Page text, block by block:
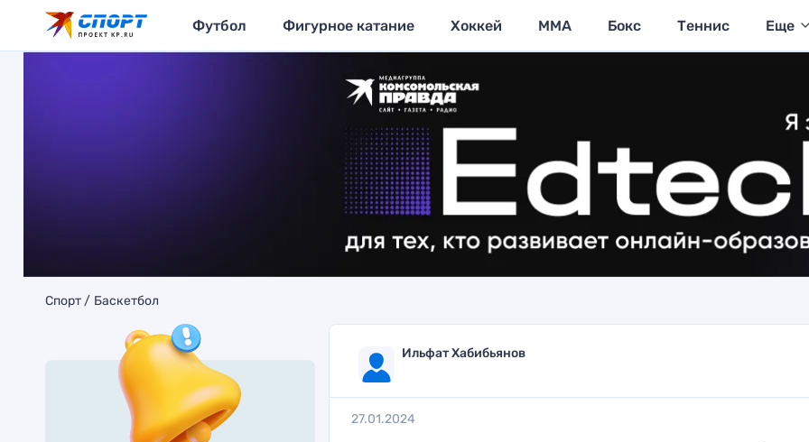
Футбол Фигурное катание Хоккей MMA Бокс Теннис Еще
Спорт Баскетбол
Ильфат Хабибьянов
27.01.2024